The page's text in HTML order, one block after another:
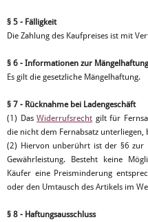
§ 5 - Fälligkeit
Die Zahlung des Kaufpreises ist mit
§ 6 - Informationen zur Mängelhaftung
Es gilt die gesetzliche Mängelhaftung.
§ 7 - Rücknahme bei Ladengeschäft
(1) DasWiderrufsrecht gilt für
die nicht dem Fernabsatz unterliegen,
(2) Hiervon unberührt ist der §6 zur
Gewährleistung. Besteht keine
Käufer eine Preisminderung
oder den Umtausch des Artikels im
§ 8 - Haftungsausschluss